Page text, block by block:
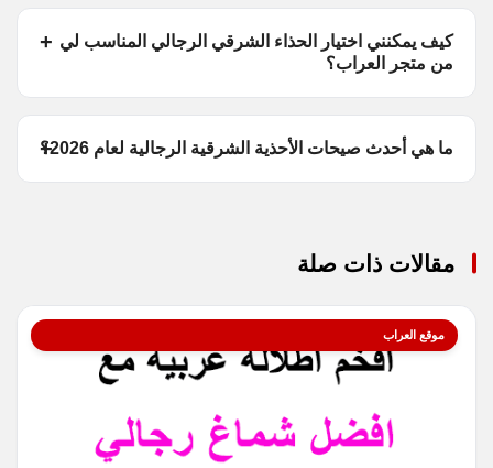
كيف يمكنني اختيار الحذاء الشرقي الرجالي المناسب لي
من متجر العراب؟
ما هي أحدث صيحات الأحذية الشرقية الرجالية لعام 2026؟
مقالات ذات صلة
موقع العراب